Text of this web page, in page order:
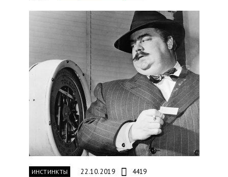
ИНСТИНКТЫ 22.10.2019 4419